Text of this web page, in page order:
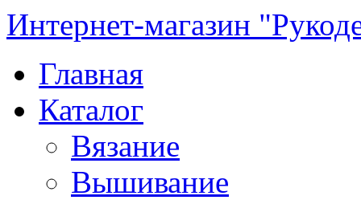
Интернет-магазин
Главная
Каталог
Вязание
Вышивание